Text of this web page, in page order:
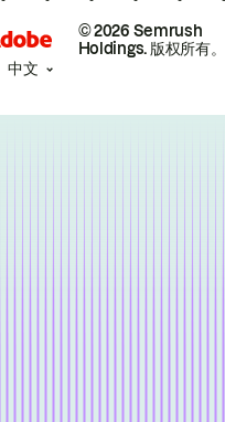
© 2026 Semrush
Holdings. 版权所有。
中文